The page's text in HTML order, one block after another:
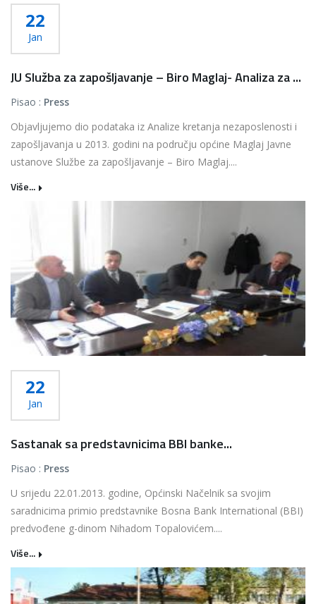
22
Jan
JU Služba za zapošljavanje – Biro Maglaj- Analiza za ...
Pisao : Press
Objavljujemo dio podataka iz Analize kretanja nezaposlenosti i
zapošljavanja u 2013. godini na području općine Maglaj Javne
ustanove Službe za zapošljavanje – Biro Maglaj....
Više...
22
Jan
Sastanak sa predstavnicima BBI banke...
Pisao : Press
U srijedu 22.01.2013. godine, Općinski Načelnik sa svojim
saradnicima primio predstavnike Bosna Bank International (BBI)
predvođene g-dinom Nihadom Topalovićem....
Više...